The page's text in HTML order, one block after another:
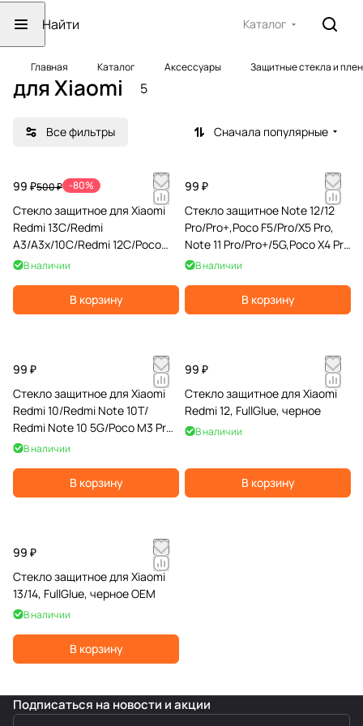
Каталог
Главная Каталог Аксессуары Защитные стекла и
для Xiaomi 5
Все фильтры Сначала популярные
99 ₽500 ₽ -80%
Стекло защитное для Xiaomi
Redmi 13C/Redmi
A3/A3x/10C/Redmi 12C/Poco
C40/Poco C55, FullGlue, черное
В наличии
В корзину
99 ₽
Стекло защитное Note 12/12
Pro/Pro+,Poco F5/Pro/X5 Pro,
Note 11 Pro/Pro+/5G,Poco X4 Pro
5G,12T/Pro
В наличии
В корзину
99 ₽
Стекло защитное для Xiaomi
Redmi 10/Redmi Note 10T/
Redmi Note 10 5G/Poco M3 Pro,
FullGlue, черное
В наличии
В корзину
99 ₽
Стекло защитное для Xiaomi
Redmi 12, FullGlue, черное
В наличии
В корзину
99 ₽
Стекло защитное для Xiaomi
13/14, FullGlue, черное OEM
В наличии
В корзину
Подписаться на новости и акции